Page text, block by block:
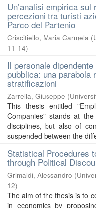
Un’analisi empirica
percezioni tra turisti
Parco del Partenio
Criscitiello, Maria Carmela (
11-14)
Il personale
pubblica: una
stratificazioni
Zarrella, Giuseppe (
This thesis entitled
Companies" stands at
disciplines, but also of
suspended between the
Statistical Procedures
through Political
Grimaldi, Alessandro (
12)
The aim of the thesis is to
in economics by